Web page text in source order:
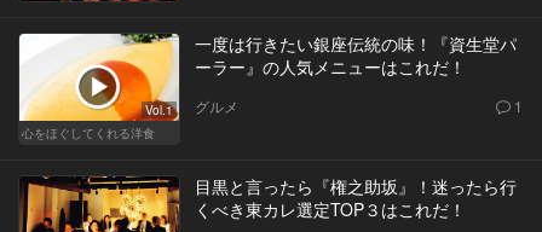
Vol.1
心をほぐしてくれる洋食
一度は行きたい銀座伝統の味！『資生堂パ
ーラー』の人気メニューはこれだ！
グルメ 1
目黒と言ったら『権之助坂』！迷ったら行
くべき東カレ選定TOP３はこれだ！